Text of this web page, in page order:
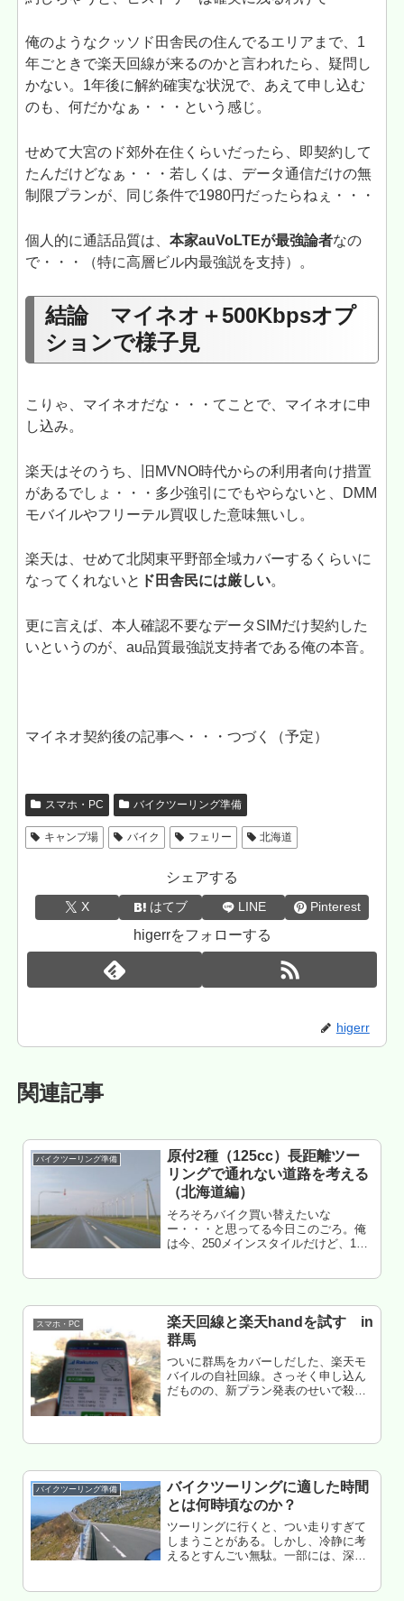
俺のようなクッソド田舎民の住んでるエリアまで、1
年ごときで楽天回線が来るのかと言われたら、疑問し
かない。1年後に解約確実な状況で、あえて申し込む
のも、何だかなぁ・・・という感じ。
せめて大宮のド郊外在住くらいだったら、即契約して
たんだけどなぁ・・・若しくは、データ通信だけの無
制限プランが、同じ条件で1980円だったらねぇ・・・
個人的に通話品質は、本家auVoLTEが最強論者なの
で・・・（特に高層ビル内最強説を支持）。
結論 マイネオ＋500Kbpsオプ
ションで様子見
こりゃ、マイネオだな・・・てことで、マイネオに申
し込み。
楽天はそのうち、旧MVNO時代からの利用者向け措置
があるでしょ・・・多少強引にでもやらないと、DMM
モバイルやフリーテル買収した意味無いし。
楽天は、せめて北関東平野部全域カバーするくらいに
なってくれないと ド田舎民には厳しい。
更に言えば、本人確認不要なデータSIMだけ契約した
いというのが、au品質最強説支持者である俺の本音。
マイネオ契約後の記事へ・・・つづく（予定）
スマホ・PC バイクツーリング準備
キャンプ場 バイク フェリー 北海道
シェアする
X はてブ LINE Pinterest
higerrをフォローする
higerr
関連記事
バイクツーリング準備
原付2種（125cc）長距離ツー
リングで通れない道路を考える
（北海道編）
そろそろバイク買い替えたいな
ー・・・と思ってる今日このごろ。俺
は今、250メインスタイルだけど、125
スマホ・PC
楽天回線と楽天handを試す in
群馬
ついに群馬をカバーしだした、楽天モ
バイルの自社回線。さっそく申し込ん
だものの、新プラン発表のせいで殺到
想以上に好感触だった。てことで、
バイクツーリング準備
バイクツーリングに適した時間
とは何時頃なのか？
ツーリングに行くと、つい走りすぎて
しまうことがある。しかし、冷静に考
えるとすんごい無駄。一部には、深夜